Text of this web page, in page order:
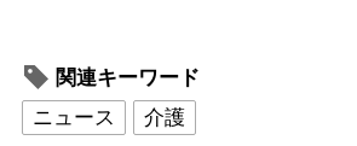
関連キーワード
ニュース
介護